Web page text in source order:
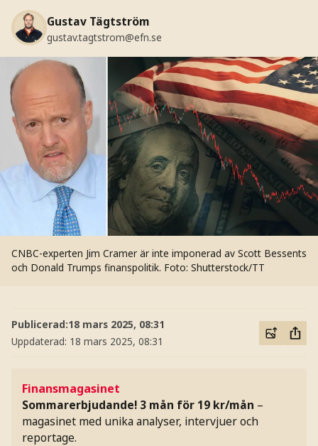
Gustav Tägtström
gustav.tagtstrom@efn.se
CNBC-experten Jim Cramer är inte imponerad av Scott Bessents
och Donald Trumps finanspolitik. Foto: Shutterstock/TT
Publicerad:18 mars 2025, 08:31
Uppdaterad: 18 mars 2025, 08:31
Finansmagasinet
Sommarerbjudande! 3 mån för 19 kr/mån –
magasinet med unika analyser, intervjuer och
reportage.